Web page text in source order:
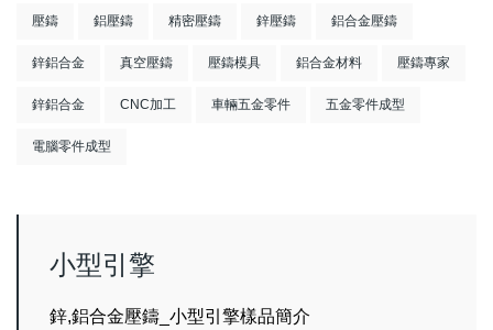
壓鑄 鋁壓鑄 精密壓鑄 鋅壓鑄 鋁合金壓鑄
鋅鋁合金 真空壓鑄 壓鑄模具 鋁合金材料 壓鑄專家
鋅鋁合金 CNC加工 車輛五金零件 五金零件成型
電腦零件成型
小型引擎
鋅,鋁合金壓鑄_小型引擎樣品簡介